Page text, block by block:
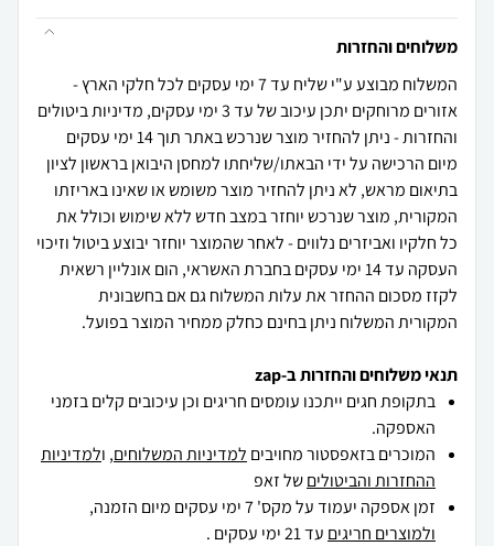
משלוחים והחזרות
המשלוח מבוצע ע"י שליח עד 7 ימי עסקים לכל חלקי הארץ -
אזורים מרוחקים יתכן עיכוב של עד 3 ימי עסקים, מדיניות ביטולים
והחזרות - ניתן להחזיר מוצר שנרכש באתר תוך 14 ימי עסקים
מיום הרכישה על ידי הבאתו/שליחתו למחסן היבואן בראשון לציון
בתיאום מראש, לא ניתן להחזיר מוצר משומש או שאינו באריזתו
המקורית, מוצר שנרכש יוחזר במצב חדש ללא שימוש וכולל את
כל חלקיו ואביזרים נלווים - לאחר שהמוצר יוחזר יבוצע ביטול וזיכוי
העסקה עד 14 ימי עסקים בחברת האשראי, הום אונליין רשאית
לקזז מסכום ההחזר את עלות המשלוח גם אם בחשבונית
המקורית המשלוח ניתן בחינם כחלק ממחיר המוצר בפועל.
תנאי משלוחים והחזרות ב-zap
בתקופת חגים ייתכנו עומסים חריגים וכן עיכובים קלים בזמני
האספקה.
המוכרים בזאפסטור מחויבים למדיניות המשלוחים, ולמדיניות
ההחזרות והביטוליםשל זאפ
זמן אספקה יעמוד על מקס' 7 ימי עסקים מיום הזמנה,
ולמוצרים חריגים עד 21 ימי עסקים .